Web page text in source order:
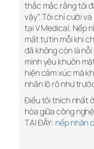
thắc mắc rằng tôi
vậy”. Tôi chỉ cười
tại V Medical. Nếp
mất tự tin mỗi khi
đã không còn là
mình yêu khuôn
hiện cảm xúc mà
nhăn lộ rõ như
Điều tôi thích nhất
hòa giữa công nghệ
TẠI ĐÂY: nếp nhăn